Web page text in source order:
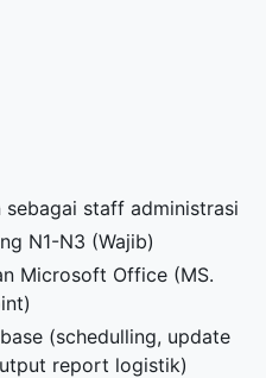
sebagai staff administrasi
N1-N3 (Wajib)
Microsoft Office (MS.
(schedulling, update
report logistik)